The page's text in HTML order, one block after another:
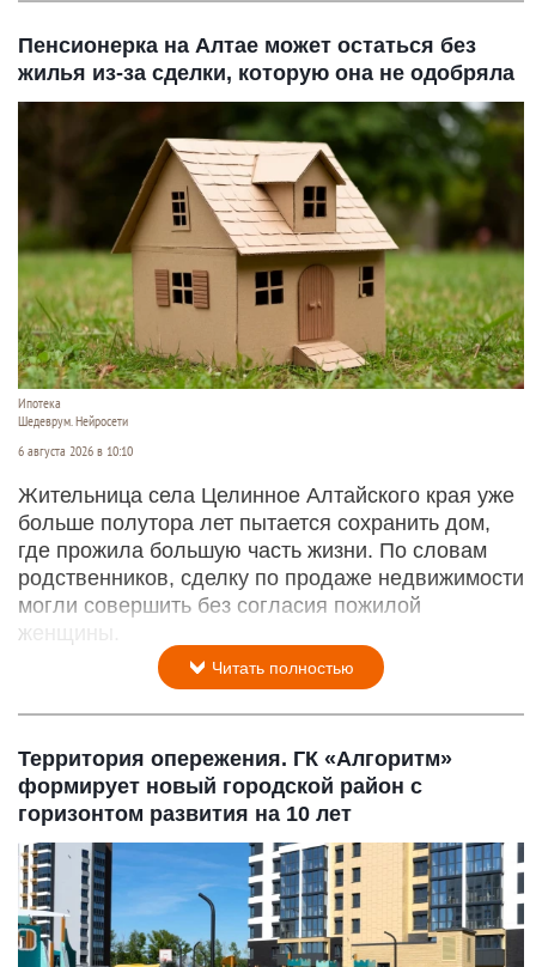
Пенсионерка на Алтае может остаться без
жилья из-за сделки, которую она не одобряла
Ипотека
Шедеврум. Нейросети
6 августа 2026 в 10:10
Жительница села Целинное Алтайского края уже
больше полутора лет пытается сохранить дом,
где прожила большую часть жизни. По словам
родственников, сделку по продаже недвижимости
могли совершить без согласия пожилой
женщины.
Читать полностью
Территория опережения. ГК «Алгоритм»
формирует новый городской район с
горизонтом развития на 10 лет